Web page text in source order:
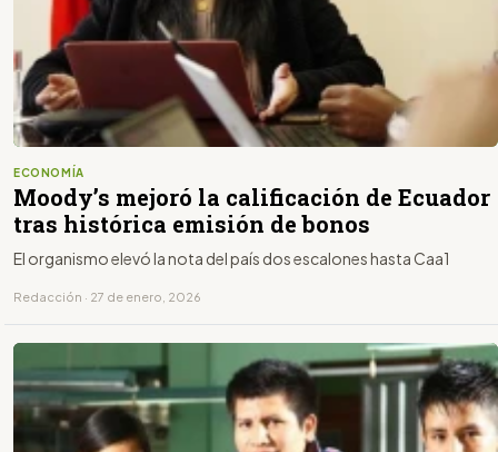
ECONOMÍA
Moody’s mejoró la calificación de Ecuador
tras histórica emisión de bonos
El organismo elevó la nota del país dos escalones hasta Caa1
Redacción · 27 de enero, 2026